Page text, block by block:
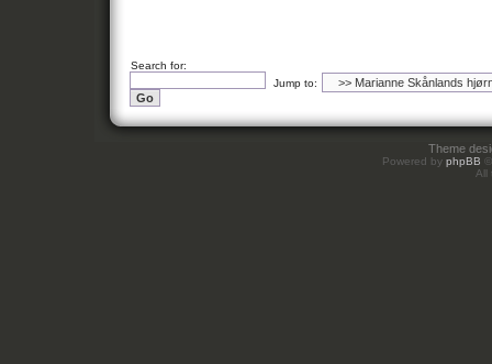
Search for:
Jump to:
Theme
Powered by phpBB
All